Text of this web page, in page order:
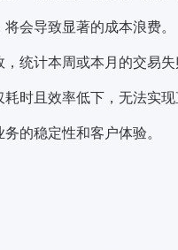
会导致显著的成本浪费。
统计本周或本月的交易
耗时且效率低下，无法实
的稳定性和客户体验。